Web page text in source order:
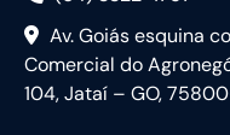
Av. Goiás esquina
Comercial do
104, Jataí – GO,